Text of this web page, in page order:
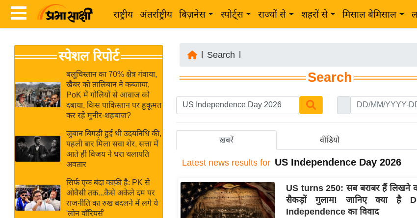
राष्ट्रीय अंतर्राष्ट्रीय बिज़नेस स्पोर्ट्स राज्यों से शहरों से मिसाल बेमिसाल
News
Hindi
Hindi
Live
News in
Hindi
ब
र
अंतर्राष्ट्रीय
बिज़नेस
उद्योग
विशेषज्ञ
राय
स्पेशल रिपोर्ट
बलूचिस्तान का 70% क्षेत्र गंवाया,
खैबर को तालिबान ने कब्जाया,
PoK में गोलियों से आवाज को
दबाया, किस पाकिस्तान पर हुकूमत
कर रहे मुनीर-शहबाज?
जुबान बिगड़ी हुई थी उदयनिधि की,
पहली बार मिला सवा शेर, सत्ता में
आते ही विजय ने धरा थलापति
अवतार
सिर्फ एक बंदा काफ़ी है: PK से
ओवैसी तक...कैसे अकेले दम पर
राजनीति का रुख बदलने में लगे ये
'लोन वॉरियर्स'
Search
Search
ख़बरें वीडियो
Latest news results for US Independence Day 2026
US turns 250: सब बराबर हैं लिखने
सैकड़ों गुलाम! जानिए क्या है
Independence का विवाद